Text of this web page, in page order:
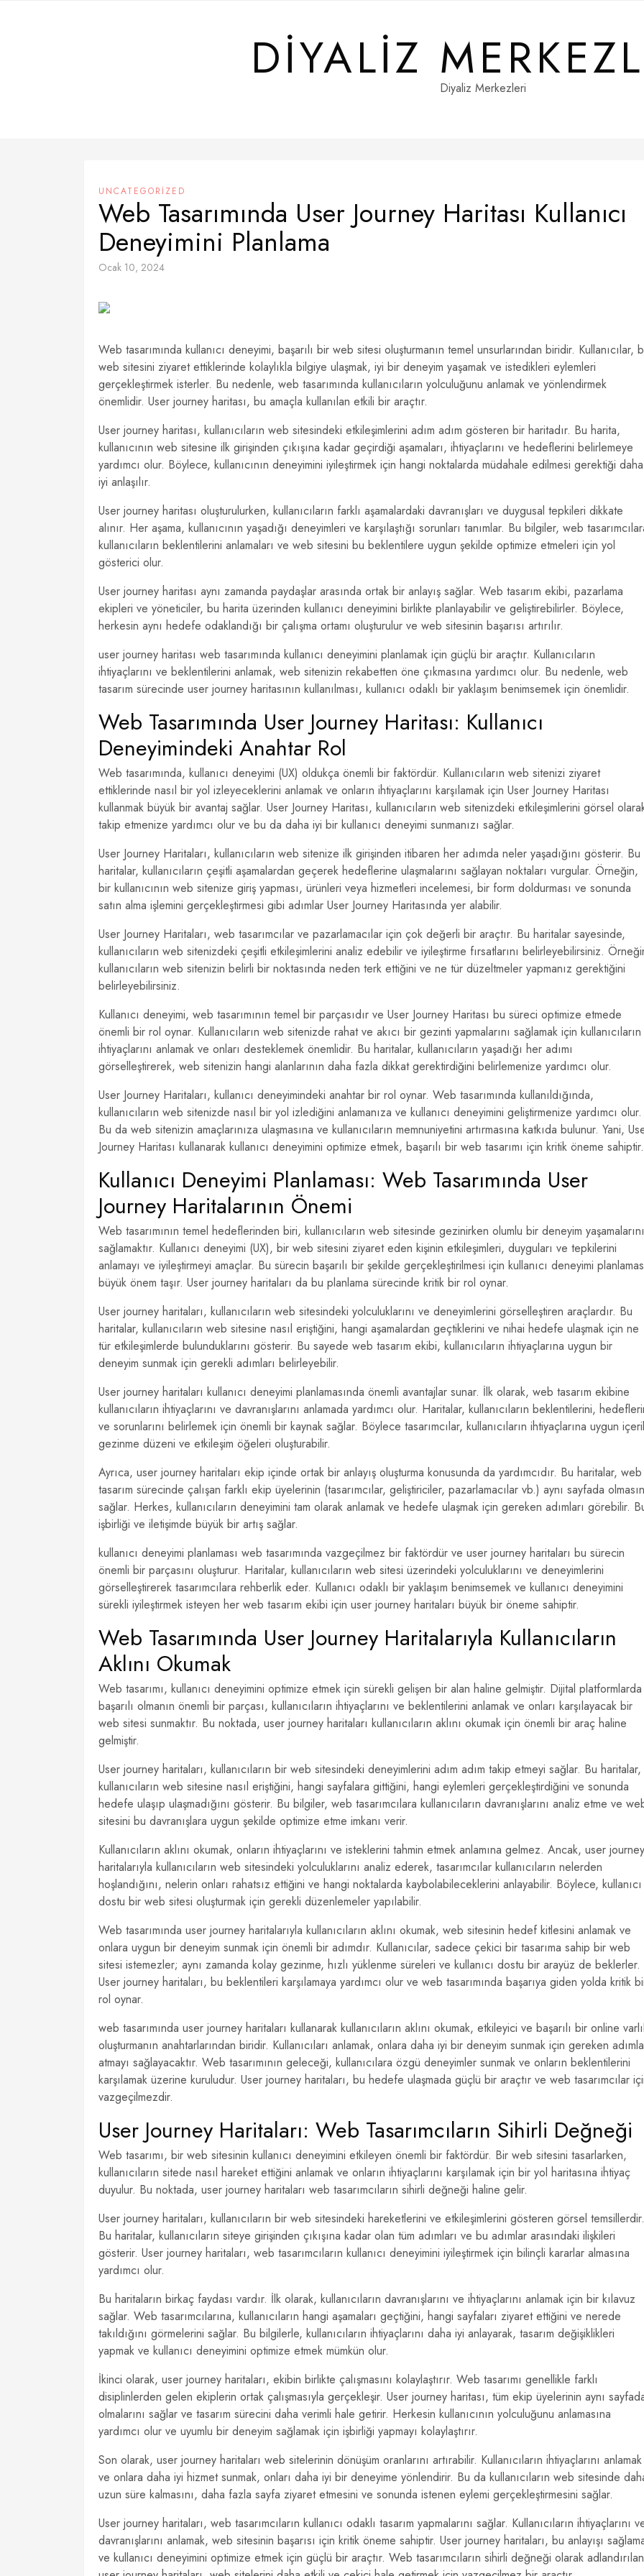
DIYALIZ Diyaliz Merkezleri
UNCATEGORIZED
Web Tasarımında User Journey Haritası Kullanıcı
Deneyimini Planlama
Ocak 10, 2024
Web tasarımında kullanıcı deneyimi, başarılı bir web sitesi oluşturmanın temel unsurlarından biridir. Kullanıcılar,
web sitesini ziyaret ettiklerinde kolaylıkla bilgiye ulaşmak, iyi bir deneyim yaşamak ve istedikleri eylemleri
gerçekleştirmek isterler. Bu nedenle, web tasarımında kullanıcıların yolculuğunu anlamak ve yönlendirmek
önemlidir. User journey haritası, bu amaçla kullanılan etkili bir araçtır.
User journey haritası, kullanıcıların web sitesindeki etkileşimlerini adım adım gösteren bir haritadır. Bu harita,
kullanıcının web sitesine ilk girişinden çıkışına kadar geçirdiği aşamaları, ihtiyaçlarını ve hedeflerini belirlemeye
yardımcı olur. Böylece, kullanıcının deneyimini iyileştirmek için hangi noktalarda müdahale edilmesi gerektiği daha
iyi anlaşılır.
User journey haritası oluşturulurken, kullanıcıların farklı aşamalardaki davranışları ve duygusal tepkileri dikkate
alınır. Her aşama, kullanıcının yaşadığı deneyimleri ve karşılaştığı sorunları tanımlar. Bu bilgiler, web
kullanıcıların beklentilerini anlamaları ve web sitesini bu beklentilere uygun şekilde optimize etmeleri için yol
gösterici olur.
User journey haritası aynı zamanda paydaşlar arasında ortak bir anlayış sağlar. Web tasarım ekibi, pazarlama
ekipleri ve yöneticiler, bu harita üzerinden kullanıcı deneyimini birlikte planlayabilir ve geliştirebilirler. Böylece,
herkesin aynı hedefe odaklandığı bir çalışma ortamı oluşturulur ve web sitesinin başarısı artırılır.
user journey haritası web tasarımında kullanıcı deneyimini planlamak için güçlü bir araçtır. Kullanıcıların
ihtiyaçlarını ve beklentilerini anlamak, web sitenizin rekabetten öne çıkmasına yardımcı olur. Bu nedenle, web
tasarım sürecinde user journey haritasının kullanılması, kullanıcı odaklı bir yaklaşım benimsemek için önemlidir.
Web Tasarımında User Journey Haritası: Kullanıcı
Deneyimindeki Anahtar Rol
Web tasarımında, kullanıcı deneyimi (UX) oldukça önemli bir faktördür. Kullanıcıların web sitenizi ziyaret
ettiklerinde nasıl bir yol izleyeceklerini anlamak ve onların ihtiyaçlarını karşılamak için User Journey Haritası
kullanmak büyük bir avantaj sağlar. User Journey Haritası, kullanıcıların web sitenizdeki etkileşimlerini görsel
takip etmenize yardımcı olur ve bu da daha iyi bir kullanıcı deneyimi sunmanızı sağlar.
User Journey Haritaları, kullanıcıların web sitenize ilk girişinden itibaren her adımda neler yaşadığını gösterir. Bu
haritalar, kullanıcıların çeşitli aşamalardan geçerek hedeflerine ulaşmalarını sağlayan noktaları vurgular. Örneğin,
bir kullanıcının web sitenize giriş yapması, ürünleri veya hizmetleri incelemesi, bir form doldurması ve sonunda
satın alma işlemini gerçekleştirmesi gibi adımlar User Journey Haritasında yer alabilir.
User Journey Haritaları, web tasarımcılar ve pazarlamacılar için çok değerli bir araçtır. Bu haritalar sayesinde,
kullanıcıların web sitenizdeki çeşitli etkileşimlerini analiz edebilir ve iyileştirme fırsatlarını belirleyebilirsiniz.
kullanıcıların web sitenizin belirli bir noktasında neden terk ettiğini ve ne tür düzeltmeler yapmanız gerektiğini
belirleyebilirsiniz.
Kullanıcı deneyimi, web tasarımının temel bir parçasıdır ve User Journey Haritası bu süreci optimize etmede
önemli bir rol oynar. Kullanıcıların web sitenizde rahat ve akıcı bir gezinti yapmalarını sağlamak için kullanıcıların
ihtiyaçlarını anlamak ve onları desteklemek önemlidir. Bu haritalar, kullanıcıların yaşadığı her adımı
görselleştirerek, web sitenizin hangi alanlarının daha fazla dikkat gerektirdiğini belirlemenize yardımcı olur.
User Journey Haritaları, kullanıcı deneyimindeki anahtar bir rol oynar. Web tasarımında kullanıldığında,
kullanıcıların web sitenizde nasıl bir yol izlediğini anlamanıza ve kullanıcı deneyimini geliştirmenize yardımcı olur.
Bu da web sitenizin amaçlarınıza ulaşmasına ve kullanıcıların memnuniyetini artırmasına katkıda bulunur. Yani,
Journey Haritası kullanarak kullanıcı deneyimini optimize etmek, başarılı bir web tasarımı için kritik öneme sahiptir.
Kullanıcı Deneyimi Planlaması: Web Tasarımında User
Journey Haritalarının Önemi
Web tasarımının temel hedeflerinden biri, kullanıcıların web sitesinde gezinirken olumlu bir deneyim yaşamalarını
sağlamaktır. Kullanıcı deneyimi (UX), bir web sitesini ziyaret eden kişinin etkileşimleri, duyguları ve tepkilerini
anlamayı ve iyileştirmeyi amaçlar. Bu sürecin başarılı bir şekilde gerçekleştirilmesi için kullanıcı deneyimi
büyük önem taşır. User journey haritaları da bu planlama sürecinde kritik bir rol oynar.
User journey haritaları, kullanıcıların web sitesindeki yolculuklarını ve deneyimlerini görselleştiren araçlardır. Bu
haritalar, kullanıcıların web sitesine nasıl eriştiğini, hangi aşamalardan geçtiklerini ve nihai hedefe ulaşmak için ne
tür etkileşimlerde bulunduklarını gösterir. Bu sayede web tasarım ekibi, kullanıcıların ihtiyaçlarına uygun bir
deneyim sunmak için gerekli adımları belirleyebilir.
User journey haritaları kullanıcı deneyimi planlamasında önemli avantajlar sunar. İlk olarak, web tasarım ekibine
kullanıcıların ihtiyaçlarını ve davranışlarını anlamada yardımcı olur. Haritalar, kullanıcıların beklentilerini,
ve sorunlarını belirlemek için önemli bir kaynak sağlar. Böylece tasarımcılar, kullanıcıların ihtiyaçlarına uygun
gezinme düzeni ve etkileşim öğeleri oluşturabilir.
Ayrıca, user journey haritaları ekip içinde ortak bir anlayış oluşturma konusunda da yardımcıdır. Bu haritalar, web
tasarım sürecinde çalışan farklı ekip üyelerinin (tasarımcılar, geliştiriciler, pazarlamacılar vb.) aynı sayfada
sağlar. Herkes, kullanıcıların deneyimini tam olarak anlamak ve hedefe ulaşmak için gereken adımları görebilir.
işbirliği ve iletişimde büyük bir artış sağlar.
kullanıcı deneyimi planlaması web tasarımında vazgeçilmez bir faktördür ve user journey haritaları bu sürecin
önemli bir parçasını oluşturur. Haritalar, kullanıcıların web sitesi üzerindeki yolculuklarını ve deneyimlerini
görselleştirerek tasarımcılara rehberlik eder. Kullanıcı odaklı bir yaklaşım benimsemek ve kullanıcı deneyimini
sürekli iyileştirmek isteyen her web tasarım ekibi için user journey haritaları büyük bir öneme sahiptir.
Web Tasarımında User Journey Haritalarıyla Kullanıcıların
Aklını Okumak
Web tasarımı, kullanıcı deneyimini optimize etmek için sürekli gelişen bir alan haline gelmiştir. Dijital platformlarda
başarılı olmanın önemli bir parçası, kullanıcıların ihtiyaçlarını ve beklentilerini anlamak ve onları karşılayacak bir
web sitesi sunmaktır. Bu noktada, user journey haritaları kullanıcıların aklını okumak için önemli bir araç haline
gelmiştir.
User journey haritaları, kullanıcıların bir web sitesindeki deneyimlerini adım adım takip etmeyi sağlar. Bu haritalar,
kullanıcıların web sitesine nasıl eriştiğini, hangi sayfalara gittiğini, hangi eylemleri gerçekleştirdiğini ve sonunda
hedefe ulaşıp ulaşmadığını gösterir. Bu bilgiler, web tasarımcılara kullanıcıların davranışlarını analiz etme ve
sitesini bu davranışlara uygun şekilde optimize etme imkanı verir.
Kullanıcıların aklını okumak, onların ihtiyaçlarını ve isteklerini tahmin etmek anlamına gelmez. Ancak, user journey
haritalarıyla kullanıcıların web sitesindeki yolculuklarını analiz ederek, tasarımcılar kullanıcıların nelerden
hoşlandığını, nelerin onları rahatsız ettiğini ve hangi noktalarda kaybolabileceklerini anlayabilir. Böylece, kullanıcı
dostu bir web sitesi oluşturmak için gerekli düzenlemeler yapılabilir.
Web tasarımında user journey haritalarıyla kullanıcıların aklını okumak, web sitesinin hedef kitlesini anlamak ve
onlara uygun bir deneyim sunmak için önemli bir adımdır. Kullanıcılar, sadece çekici bir tasarıma sahip bir web
sitesi istemezler; aynı zamanda kolay gezinme, hızlı yüklenme süreleri ve kullanıcı dostu bir arayüz de beklerler.
User journey haritaları, bu beklentileri karşılamaya yardımcı olur ve web tasarımında başarıya giden yolda kritik
rol oynar.
web tasarımında user journey haritaları kullanarak kullanıcıların aklını okumak, etkileyici ve başarılı bir online
oluşturmanın anahtarlarından biridir. Kullanıcıları anlamak, onlara daha iyi bir deneyim sunmak için gereken
atmayı sağlayacaktır. Web tasarımının geleceği, kullanıcılara özgü deneyimler sunmak ve onların beklentilerini
karşılamak üzerine kuruludur. User journey haritaları, bu hedefe ulaşmada güçlü bir araçtır ve web tasarımcılar
vazgeçilmezdir.
User Journey Haritaları: Web Tasarımcıların Sihirli Değneği
Web tasarımı, bir web sitesinin kullanıcı deneyimini etkileyen önemli bir faktördür. Bir web sitesini tasarlarken,
kullanıcıların sitede nasıl hareket ettiğini anlamak ve onların ihtiyaçlarını karşılamak için bir yol haritasına ihtiyaç
duyulur. Bu noktada, user journey haritaları web tasarımcıların sihirli değneği haline gelir.
User journey haritaları, kullanıcıların bir web sitesindeki hareketlerini ve etkileşimlerini gösteren görsel temsillerdir.
Bu haritalar, kullanıcıların siteye girişinden çıkışına kadar olan tüm adımları ve bu adımlar arasındaki ilişkileri
gösterir. User journey haritaları, web tasarımcıların kullanıcı deneyimini iyileştirmek için bilinçli kararlar almasına
yardımcı olur.
Bu haritaların birkaç faydası vardır. İlk olarak, kullanıcıların davranışlarını ve ihtiyaçlarını anlamak için bir kılavuz
sağlar. Web tasarımcılarına, kullanıcıların hangi aşamaları geçtiğini, hangi sayfaları ziyaret ettiğini ve nerede
takıldığını görmelerini sağlar. Bu bilgilerle, kullanıcıların ihtiyaçlarını daha iyi anlayarak, tasarım değişiklikleri
yapmak ve kullanıcı deneyimini optimize etmek mümkün olur.
İkinci olarak, user journey haritaları, ekibin birlikte çalışmasını kolaylaştırır. Web tasarımı genellikle farklı
disiplinlerden gelen ekiplerin ortak çalışmasıyla gerçekleşir. User journey haritası, tüm ekip üyelerinin aynı
olmalarını sağlar ve tasarım sürecini daha verimli hale getirir. Herkesin kullanıcının yolculuğunu anlamasına
yardımcı olur ve uyumlu bir deneyim sağlamak için işbirliği yapmayı kolaylaştırır.
Son olarak, user journey haritaları web sitelerinin dönüşüm oranlarını artırabilir. Kullanıcıların ihtiyaçlarını anlamak
ve onlara daha iyi hizmet sunmak, onları daha iyi bir deneyime yönlendirir. Bu da kullanıcıların web sitesinde
uzun süre kalmasını, daha fazla sayfa ziyaret etmesini ve sonunda istenen eylemi gerçekleştirmesini sağlar.
User journey haritaları, web tasarımcıların kullanıcı odaklı tasarım yapmalarını sağlar. Kullanıcıların ihtiyaçlarını
davranışlarını anlamak, web sitesinin başarısı için kritik öneme sahiptir. User journey haritaları, bu anlayışı
ve kullanıcı deneyimini optimize etmek için güçlü bir araçtır. Web tasarımcıların sihirli değneği olarak adlandırılan